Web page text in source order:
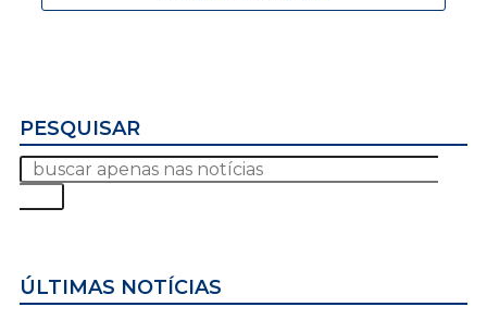
PESQUISAR
ÚLTIMAS NOTÍCIAS